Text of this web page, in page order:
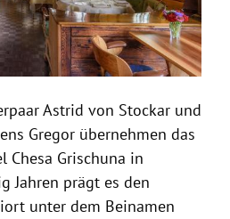
Astrid von Stockar und
Gregor übernehmen das
Chesa Grischuna in
Jahren prägt es den
unter dem Beinamen